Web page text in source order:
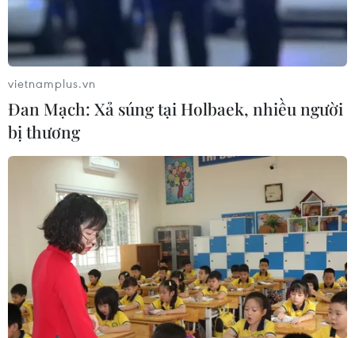
6 hecta rừng đặc dụng Đèo Cả tại
Phú Yên bị thiêu rụi
28/04/2019 02:07
Một đám cháy nhỏ đã khởi phát tại khu vực Miếu Bà
vietnamplus.vn
Đan Mạch: Xả súng tại Holbaek, nhiều người
bị thương